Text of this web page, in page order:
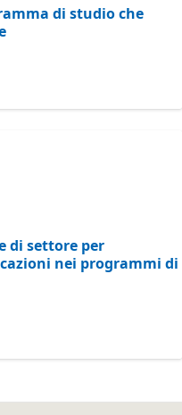
di studio che
di settore per
nei programmi di